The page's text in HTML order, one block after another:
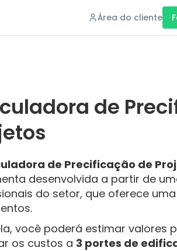
Área do cliente
de
de Precificação de
desenvolvida a partir de
do setor, que oferece
você poderá estimar valores
os custos a 3 portes de